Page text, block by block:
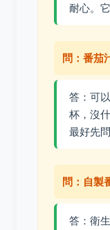
耐心。
問：番茄
答：可
杯，沒
最好先問
問：自製
答：衛